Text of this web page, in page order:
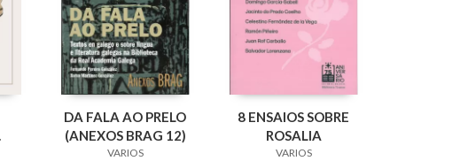
DA FALA AO PRELO
(ANEXOS BRAG 12)
VARIOS
8 ENSAIOS SOBRE
ROSALIA
VARIOS